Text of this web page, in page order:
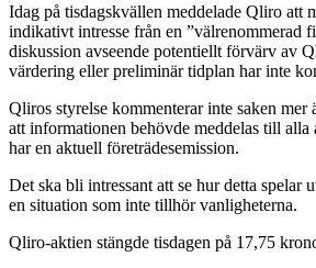
Idag på tisdagskvällen meddelade Qliro att
indikativt intresse från en ”välrenommerad
diskussion avseende potentiellt förvärv av
värdering eller preliminär tidplan har inte
Qliros styrelse kommenterar inte saken mer
att informationen behövde meddelas till alla
har en aktuell företrädesemission.
Det ska bli intressant att se hur detta spelar
en situation som inte tillhör vanligheterna.
Qliro-aktien stängde tisdagen på 17,75